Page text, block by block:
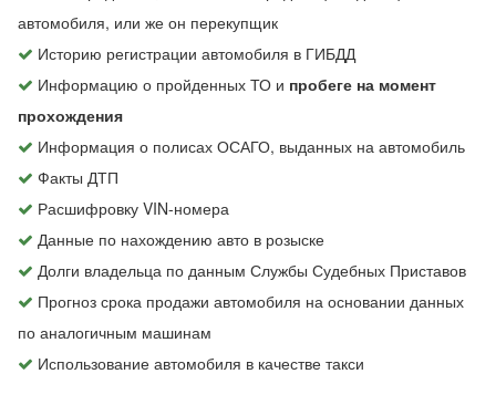
автомобиля, или же он перекупщик
Историю регистрации автомобиля в ГИБДД
Информацию о пройденных ТО и пробеге на момент
прохождения
Информация о полисах ОСАГО, выданных на автомобиль
Факты ДТП
Расшифровку VIN-номера
Данные по нахождению авто в розыске
Долги владельца по данным Службы Судебных Приставов
Прогноз срока продажи автомобиля на основании данных
по аналогичным машинам
Использование автомобиля в качестве такси